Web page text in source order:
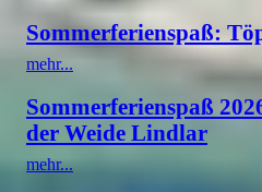
Sommerferienspaß:
mehr...
Sommerferienspaß
der Weide Lindlar
mehr...